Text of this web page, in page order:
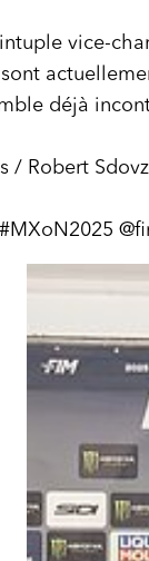
vice-
déjà
/ Robert Sdovz